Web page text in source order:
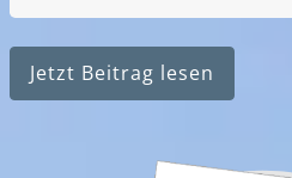
Jetzt Beitrag lesen